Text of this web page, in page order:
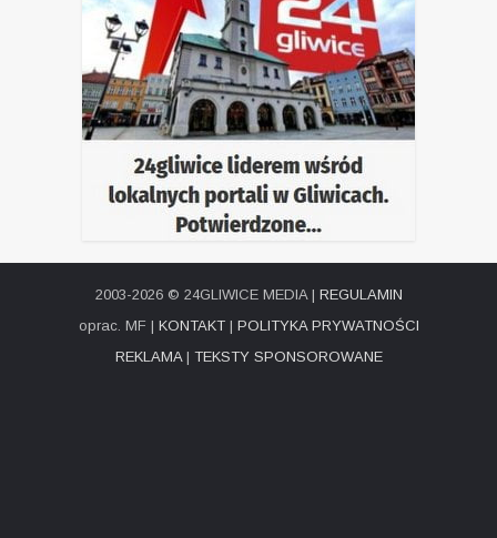
2003-2026 © 24GLIWICE MEDIA | REGULAMIN
oprac. MF | KONTAKT| POLITYKA PRYWATNOŚCI
REKLAMA| TEKSTY SPONSOROWANE